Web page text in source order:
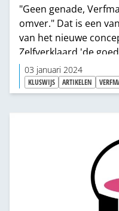
"Geen genade,
omver." Dat is een
van het nieuwe
Zelfverklaard 'de
Nederland'.
03 januari 2024
KLUSWIJS ARTIKELEN